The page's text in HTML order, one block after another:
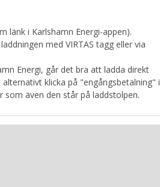
länk i Karlshamn Energi-appen).
med VIRTAS tagg eller via
Energi, går det bra att ladda direkt
klicka på "engångsbetalning" i
som även den står på laddstolpen.